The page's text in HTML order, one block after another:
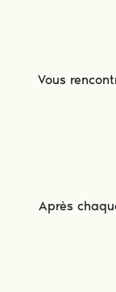
Vous
Après